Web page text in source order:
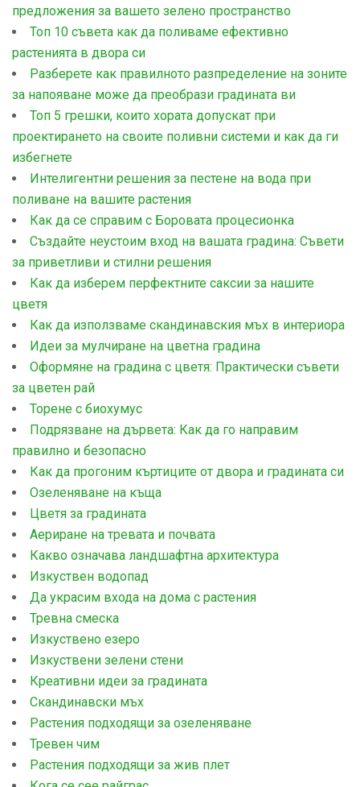
предложения за вашето зелено пространство
Топ 10 съвета как да поливаме ефективно
растенията в двора си
Разберете как правилното разпределение на зоните
за напояване може да преобрази градината ви
Топ 5 грешки, които хората допускат при
проектирането на своите поливни системи и как да ги
избегнете
Интелигентни решения за пестене на вода при
поливане на вашите растения
Как да се справим с Боровата процесионка
Създайте неустоим вход на вашата градина: Съвети
за приветливи и стилни решения
Как да изберем перфектните саксии за нашите
цветя
Как да използваме скандинавския мъх в интериора
Идеи за мулчиране на цветна градина
Оформяне на градина с цветя: Практически съвети
за цветен рай
Торене с биохумус
Подрязване на дървета: Как да го направим
правилно и безопасно
Как да прогоним къртиците от двора и градината си
Озеленяване на къща
Цветя за градината
Аериране на тревата и почвата
Какво означава ландшафтна архитектура
Изкуствен водопад
Да украсим входа на дома с растения
Тревна смеска
Изкуствено езеро
Изкуствени зелени стени
Креативни идеи за градината
Скандинавски мъх
Растения подходящи за озеленяване
Тревен чим
Растения подходящи за жив плет